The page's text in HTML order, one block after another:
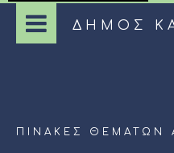
ΔΗΜΟΣ
ΠΊΝΑΚΕΣ ΘΕΜΆΤΩΝ